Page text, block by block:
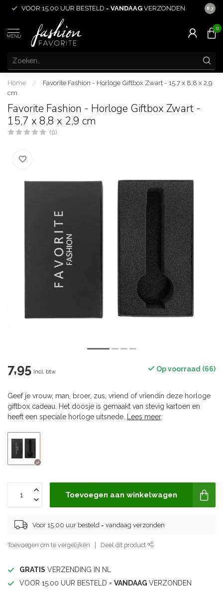
VOOR 15.00 UUR BESTELD = VANDAAG VERZONDEN 8.7
MENU
0
Home /
Favorite Fashion - Horloge Giftbox Zwart - 15,7 x 8,8 x 2,9
cm
Favorite Fashion - Horloge Giftbox Zwart -
15,7 x 8,8 x 2,9 cm
(0)
7,95 Incl. btw Op voorraad (66)
Geef je vrouw, man, broer, zus, vriend of vriendin deze horloge
giftbox cadeau. Het doosje is gemaakt van stevig kartoen en
heeft een speciale horloge uitsnede.
Lees meer.
Toevoegen aan winkelwagen
Voor 15.00 uur besteld = vandaag verzonden
Toevoegen om te vergelijken Deel dit product
GRATIS VERZENDING IN NL
VOOR 15.00 UUR BESTELD = VANDAAG VERZONDEN